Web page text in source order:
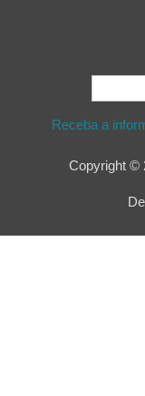
Formulário de
Receba a
Copyright ©